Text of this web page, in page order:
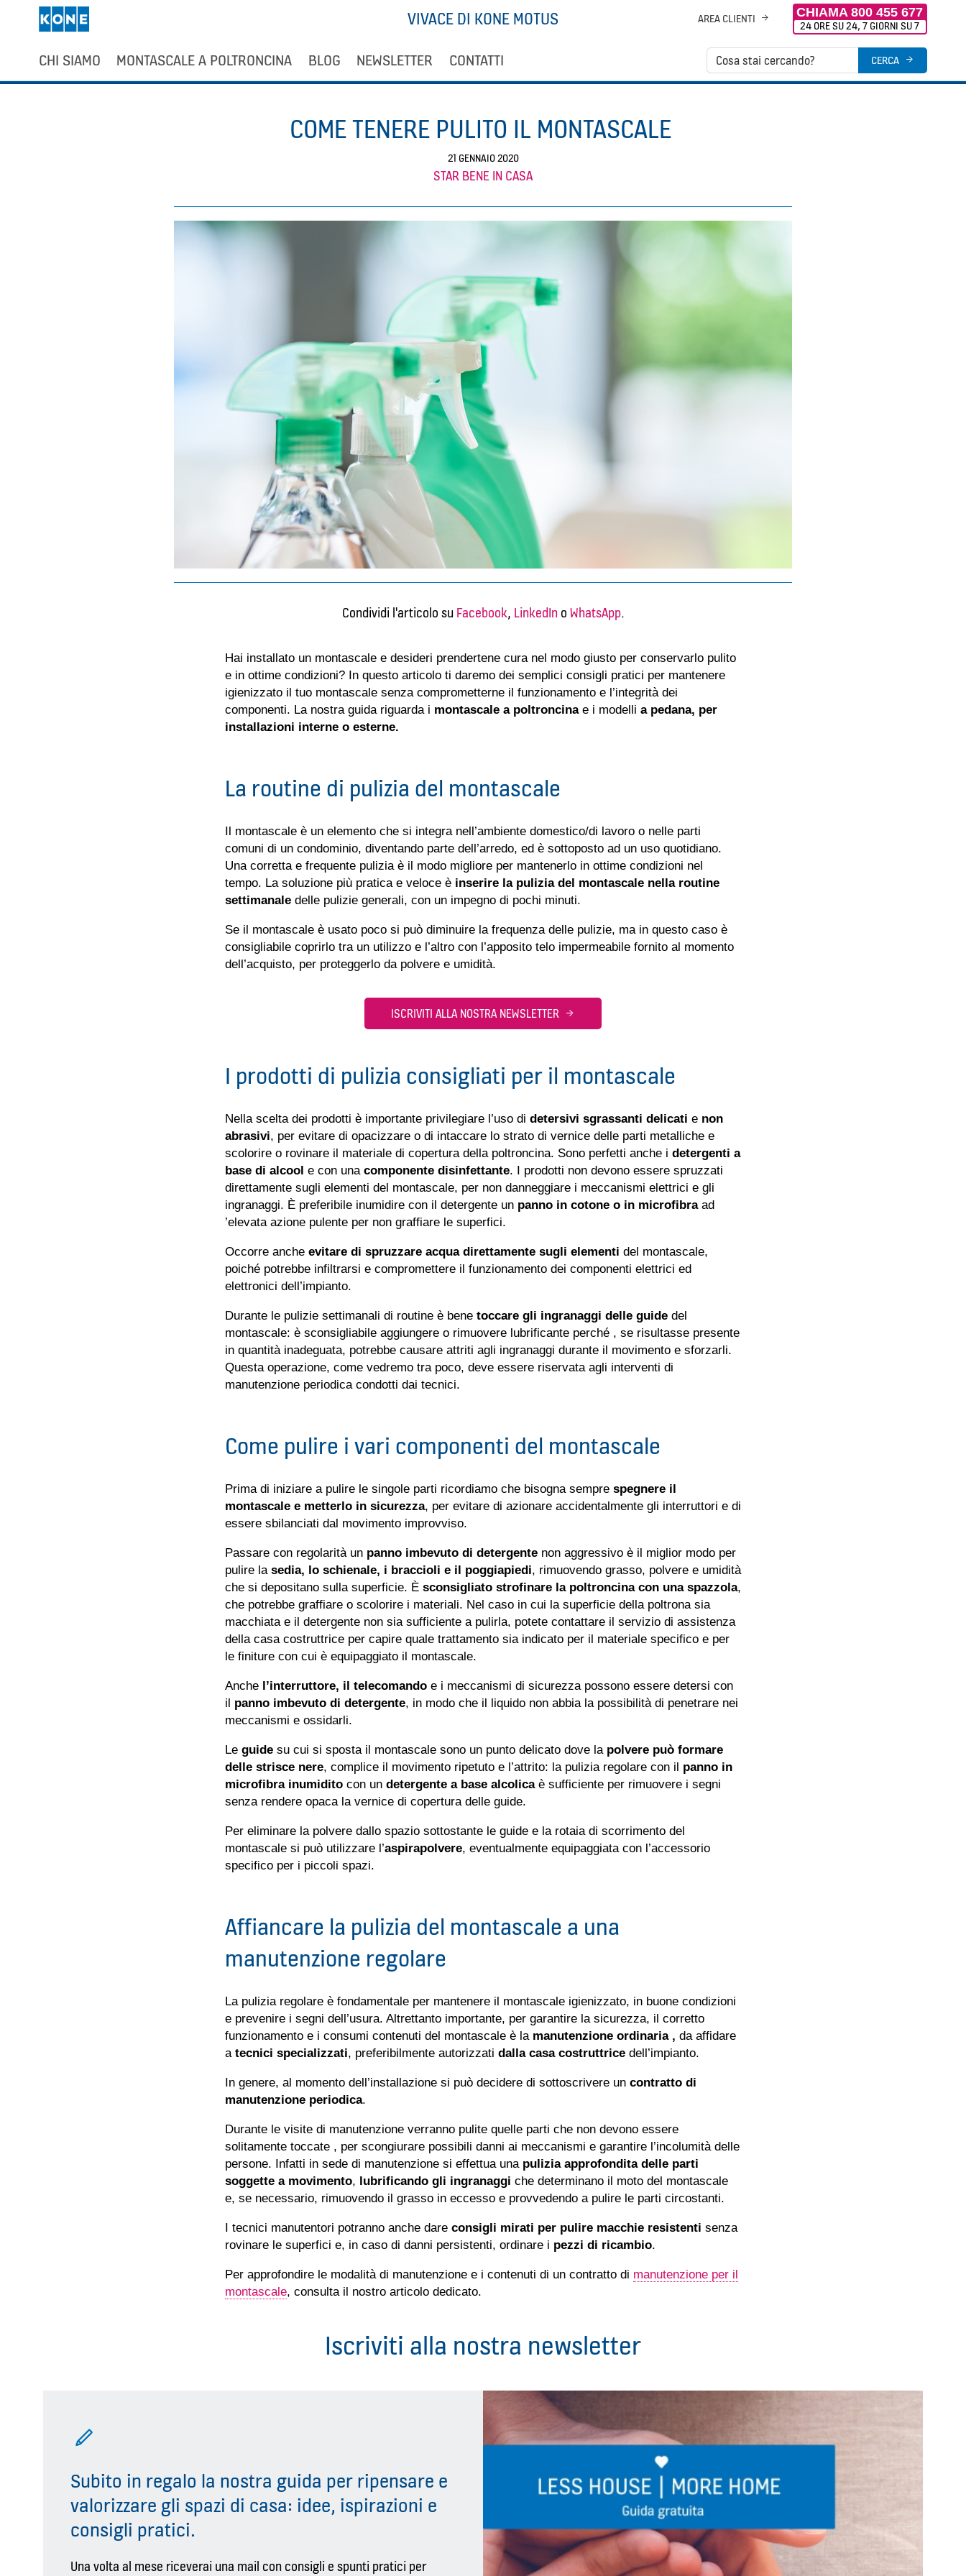
Vai
VIVACE DI KONE MOTUS AREA CLIENTI CHIAMA 800 455 677
24 ORE SU 24, 7 GIORNI SU 7
CHI SIAMO MONTASCALE A POLTRONCINA BLOG NEWSLETTER CONTATTI
Cerca
nel
sito
CERCA
COME TENERE PULITO IL MONTASCALE
21 GENNAIO 2020
STAR BENE IN CASA
Condividi l'articolo su Facebook, LinkedIno WhatsApp.
Hai installato un montascale e desideri prendertene cura nel modo giusto per conservarlo pulito
e in ottime condizioni? In questo articolo ti daremo dei semplici consigli pratici per mantenere
igienizzato il tuo montascale senza comprometterne il funzionamento e l’integrità dei
componenti. La nostra guida riguarda i montascale a poltroncinae i modelli a pedana, per
installazioni interne o esterne.
La routine di pulizia del montascale
Il montascale è un elemento che si integra nell’ambiente domestico/di lavoro o nelle parti
comuni di un condominio, diventando parte dell’arredo, ed è sottoposto ad un uso quotidiano.
Una corretta e frequente pulizia è il modo migliore per mantenerlo in ottime condizioni nel
tempo. La soluzione più pratica e veloce è inserire la pulizia del montascale nella routine
settimanaledelle pulizie generali, con un impegno di pochi minuti.
Se il montascale è usato poco si può diminuire la frequenza delle pulizie, ma in questo caso è
consigliabile coprirlo tra un utilizzo e l’altro con l’apposito telo impermeabile fornito al momento
dell’acquisto, per proteggerlo da polvere e umidità.
ISCRIVITI ALLA NOSTRA NEWSLETTER
I prodotti di pulizia consigliati per il montascale
Nella scelta dei prodotti è importante privilegiare l’uso di detersivi sgrassanti delicati e non
abrasivi, per evitare di opacizzare o di intaccare lo strato di vernice delle parti metalliche e
scolorire o rovinare il materiale di copertura della poltroncina. Sono perfetti anche i detergenti a
base di alcool e con una componente disinfettante. I prodotti non devono essere spruzzati
direttamente sugli elementi del montascale, per non danneggiare i meccanismi elettrici e gli
ingranaggi. È preferibile inumidire con il detergente unpanno in cotone o in microfibraad
’elevata azione pulente per non graffiare le superfici.
Occorre ancheevitare di spruzzare acqua direttamente sugli elementi del montascale,
poiché potrebbe infiltrarsi e compromettere il funzionamento dei componenti elettrici ed
elettronici dell’impianto.
Durante le pulizie settimanali di routine è bene toccare gli ingranaggi delle guidedel
montascale: è sconsigliabile aggiungere o rimuovere lubrificante perché , se risultasse presente
in quantità inadeguata, potrebbe causare attriti agli ingranaggi durante il movimento e sforzarli.
Questa operazione, come vedremo tra poco, deve essere riservata agli interventi di
manutenzione periodica condotti dai tecnici.
Come pulire i vari componenti del montascale
Prima di iniziare a pulire le singole parti ricordiamo che bisogna sempre spegnere il
montascale e metterlo in sicurezza, per evitare di azionare accidentalmente gli interruttori e di
essere sbilanciati dal movimento improvviso.
Passare con regolarità un panno imbevuto di detergentenon aggressivo è il miglior modo per
pulire la sedia, lo schienale, i braccioli e il poggiapiedi, rimuovendo grasso, polvere e umidità
che si depositano sulla superficie. È sconsigliato strofinare la poltroncina con una spazzola,
che potrebbe graffiare o scolorire i materiali. Nel caso in cui la superficie della poltrona sia
macchiata e il detergente non sia sufficiente a pulirla, potete contattare il servizio di assistenza
della casa costruttrice per capire quale trattamento sia indicato per il materiale specifico e per
le finiture con cui è equipaggiato il montascale.
Anche l’interruttore, il telecomandoe i meccanismi di sicurezza possono essere detersi con
il panno imbevuto di detergente, in modo che il liquido non abbia la possibilità di penetrare nei
meccanismi e ossidarli.
Leguidesu cui si sposta il montascale sono un punto delicato dove lapolvere può formare
delle strisce nere, complice il movimento ripetuto e l’attrito: la pulizia regolare con il panno in
microfibra inumiditocon un detergente a base alcolicaè sufficiente per rimuovere i segni
senza rendere opaca la vernice di copertura delle guide.
Per eliminare la polvere dallo spazio sottostante le guide e la rotaia di scorrimento del
montascale si può utilizzare l’aspirapolvere, eventualmente equipaggiata con l’accessorio
specifico per i piccoli spazi.
Affiancare la pulizia del montascale a una
manutenzione regolare
La pulizia regolare è fondamentale per mantenere il montascale igienizzato, in buone condizioni
e prevenire i segni dell’usura. Altrettanto importante, per garantire la sicurezza, il corretto
funzionamento e i consumi contenuti del montascale è la manutenzione ordinaria , da affidare
a tecnici specializzati, preferibilmente autorizzati dalla casa costruttricedell’impianto.
In genere, al momento dell’installazione si può decidere di sottoscrivere un contratto di
manutenzione periodica.
Durante le visite di manutenzione verranno pulite quelle parti che non devono essere
solitamente toccate , per scongiurare possibili danni ai meccanismi e garantire l’incolumità delle
persone. Infatti in sede di manutenzione si effettua una pulizia approfondita delle parti
soggette a movimento, lubrificando gli ingranaggi che determinano il moto del montascale
e, se necessario, rimuovendo il grasso in eccesso e provvedendo a pulire le parti circostanti.
I tecnici manutentori potranno anche dare consigli mirati per pulire macchie resistenti senza
rovinare le superfici e, in caso di danni persistenti, ordinare i pezzi di ricambio.
Per approfondire le modalità di manutenzione e i contenuti di un contratto di manutenzione per il
montascale, consulta il nostro articolo dedicato.
Iscriviti alla nostra newsletter
Subito in regalo la nostra guida per ripensare e
valorizzare gli spazi di casa: idee, ispirazioni e
consigli pratici.
Una volta al mese riceverai una mail con consigli e spunti pratici per